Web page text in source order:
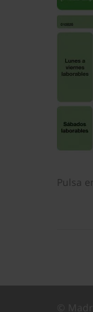
Pulsa
©